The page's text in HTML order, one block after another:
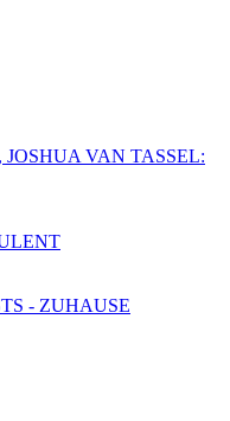
VAN TASSEL:
- ZUHAUSE